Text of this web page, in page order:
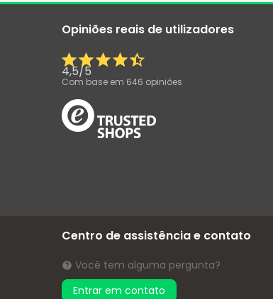
Opiniões reais de utilizadores
4,5/5
Com base em 646 opiniões
Centro de assistência e contato
Você tem alguma pergunta?
Entrar em contato